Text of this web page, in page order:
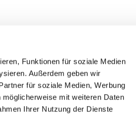
Funktionen für soziale Medien
Außerdem geben wir
für soziale Medien, Werbung
mit weiteren Daten
Ihrer Nutzung der Dienste